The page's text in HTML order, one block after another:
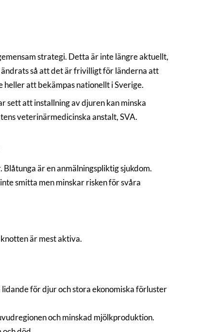
strategi. Detta är inte längre aktuellt,
så att det är frivilligt för länderna att
att bekämpas nationellt i Sverige.
sett att installning av djuren kan minska
veterinärmedicinska anstalt, SVA.
är en anmälningspliktig sjukdom.
smitta men minskar risken för svåra
är mest aktiva.
för djur och stora ekonomiska förluster
och minskad mjölkproduktion.